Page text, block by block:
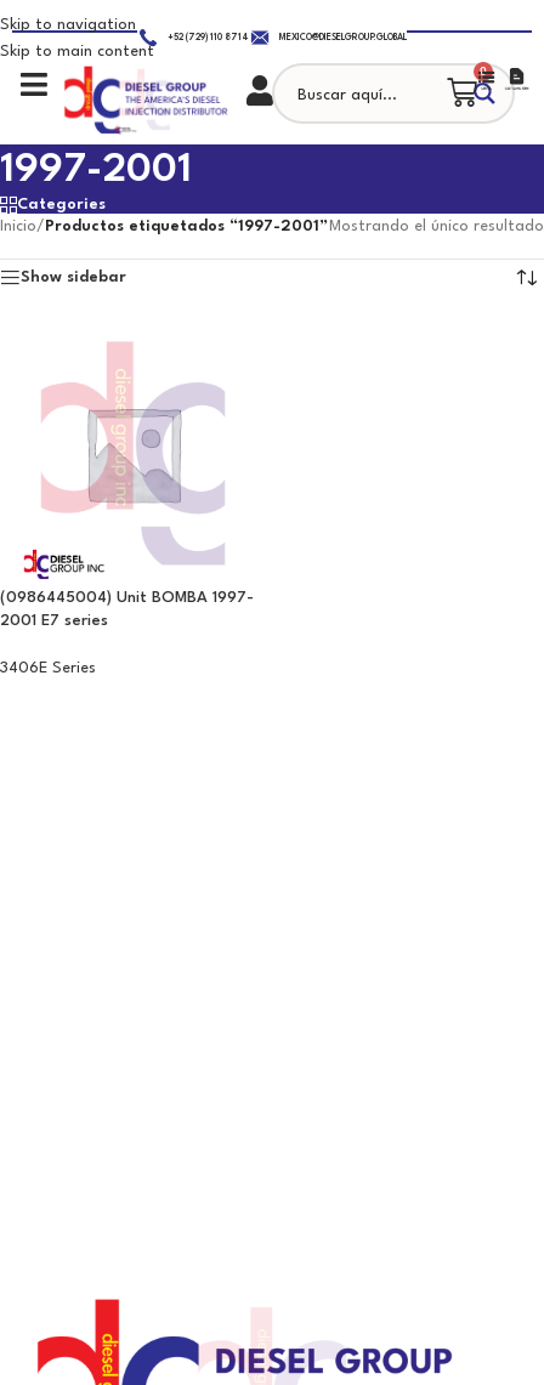
Skip to navigation
Skip to main content
+52 (729) 110 8714 MEXICO@DIESELGROUP.GLOBAL
0
1997-2001
Categories
Inicio/ Productos etiquetados “1997-2001” Mostrando el único resultado
Show sidebar
(0986445004) Unit BOMBA 1997-
2001 E7 series
3406E Series